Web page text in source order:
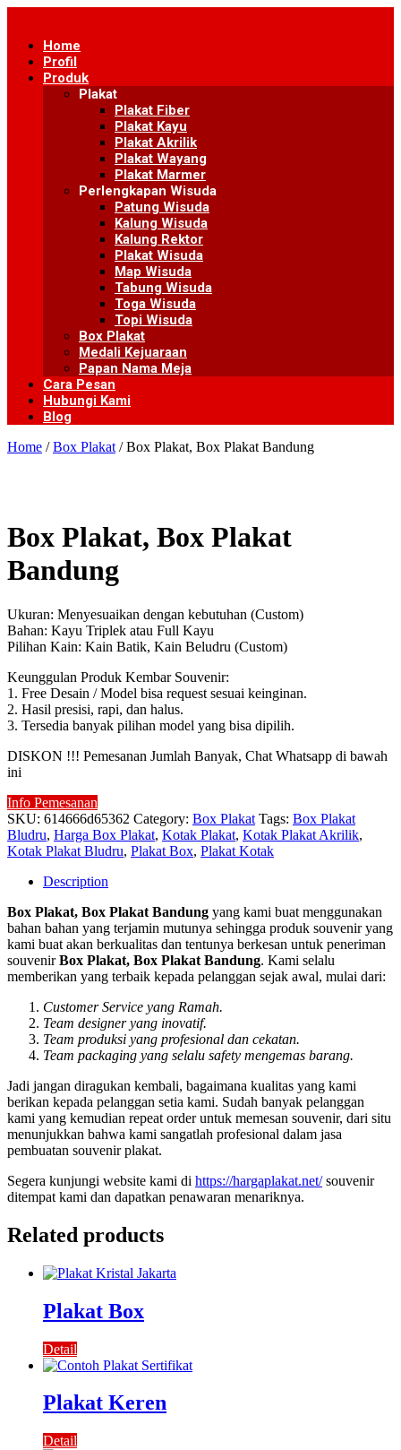
contentHome
Profil
Produk
Plakat
Plakat Fiber
Plakat Kayu
Plakat Akrilik
Plakat Wayang
Plakat Marmer
Perlengkapan Wisuda
Patung Wisuda
Kalung Wisuda
Kalung Rektor
Plakat Wisuda
Map Wisuda
Tabung Wisuda
Toga Wisuda
Topi Wisuda
Box Plakat
Medali Kejuaraan
Papan Nama Meja
Cara Pesan
Hubungi Kami
Blog
Home /Box Plakat / Box Plakat, Box Plakat Bandung
Box Plakat, Box Plakat
Bandung
Ukuran: Menyesuaikan dengan kebutuhan (Custom)
Bahan: Kayu Triplek atau Full Kayu
Pilihan Kain: Kain Batik, Kain Beludru (Custom)
Keunggulan Produk Kembar Souvenir:
1. Free Desain / Model bisa request sesuai keinginan.
2. Hasil presisi, rapi, dan halus.
3. Tersedia banyak pilihan model yang bisa dipilih.
DISKON !!! Pemesanan Jumlah Banyak, Chat Whatsapp di bawah
ini
Info Pemesanan
SKU: 614666d65362 Category: Box Plakat Tags: Box Plakat
Bludru, Harga Box Plakat, Kotak Plakat, Kotak Plakat Akrilik,
Kotak Plakat Bludru, Plakat Box, Plakat Kotak
Description
Box Plakat, Box Plakat Bandung yang kami buat menggunakan
bahan bahan yang terjamin mutunya sehingga produk souvenir yang
kami buat akan berkualitas dan tentunya berkesan untuk peneriman
souvenirBox Plakat, Box Plakat Bandung. Kami selalu
memberikan yang terbaik kepada pelanggan sejak awal, mulai dari:
Customer Service yang Ramah.
Team designer yang inovatif.
Team produksi yang profesional dan cekatan.
Team packaging yang selalu safety mengemas barang.
Jadi jangan diragukan kembali, bagaimana kualitas yang kami
berikan kepada pelanggan setia kami. Sudah banyak pelanggan
kami yang kemudian repeat order untuk memesan souvenir, dari situ
menunjukkan bahwa kami sangatlah profesional dalam jasa
pembuatan souvenir plakat.
Segera kunjungi website kami di https://hargaplakat.net/souvenir
ditempat kami dan dapatkan penawaran menariknya.
Related products
Plakat Box
Detail
Plakat Keren
Detail